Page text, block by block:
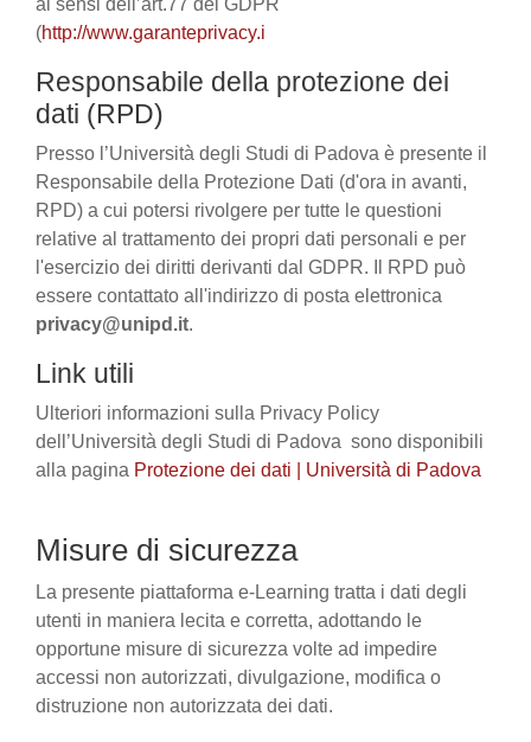
ai sensi dell’art.77 del GDPR
(http://www.garanteprivacy.i
Responsabile della protezione dei
dati (RPD)
Presso l’Università degli Studi di Padova è presente il
Responsabile della Protezione Dati (d'ora in avanti,
RPD) a cui potersi rivolgere per tutte le questioni
relative al trattamento dei propri dati personali e per
l'esercizio dei diritti derivanti dal GDPR. Il RPD può
essere contattato all'indirizzo di posta elettronica
privacy@unipd.it.
Link utili
Ulteriori informazioni sulla Privacy Policy
dell’Università degli Studi di Padova sono disponibili
alla pagina Protezione dei dati | Università di Padova
Misure di sicurezza
La presente piattaforma e-Learning tratta i dati degli
utenti in maniera lecita e corretta, adottando le
opportune misure di sicurezza volte ad impedire
accessi non autorizzati, divulgazione, modifica o
distruzione non autorizzata dei dati.